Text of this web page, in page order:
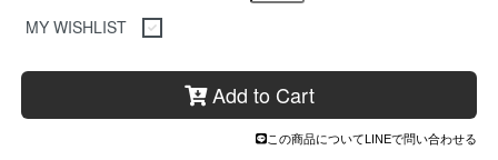
MY WISHLIST
Add to Cart
この商品についてLINEで問い合わせる